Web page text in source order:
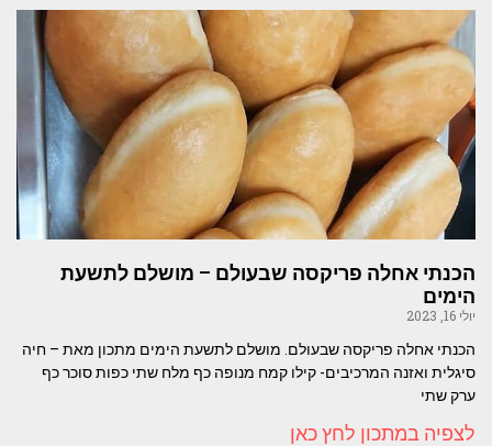
הכנתי אחלה פריקסה שבעולם – מושלם לתשעת
הימים
יולי 16, 2023
הכנתי אחלה פריקסה שבעולם. מושלם לתשעת הימים מתכון מאת – חיה
סיגלית ואזנה המרכיבים- קילו קמח מנופה כף מלח שתי כפות סוכר כף
ערק שתי
לצפיה במתכון לחץ כאן